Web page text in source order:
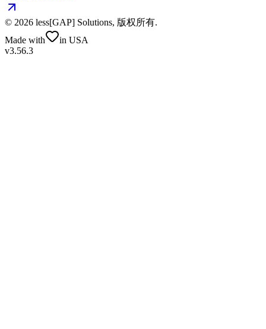
© 2026 less[GAP] Solutions, 版权所有.
Made with
in USA
v3.56.3